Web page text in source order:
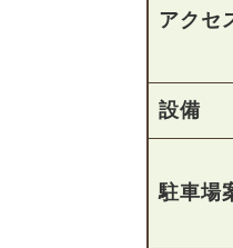
アクセ
設備
駐車場